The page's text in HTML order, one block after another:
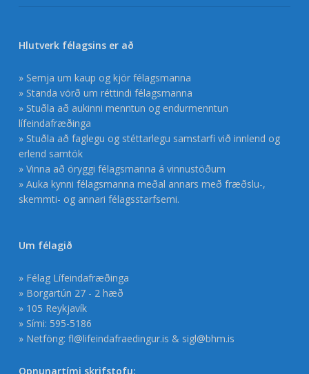
Hlutverk félagsins er að
» Semja um kaup og kjör félagsmanna
» Standa vörð um réttindi félagsmanna
» Stuðla að aukinni menntun og endurmenntun
lífeindafræðinga
» Stuðla að faglegu og stéttarlegu samstarfi við innlend og
erlend samtök
» Vinna að öryggi félagsmanna á vinnustöðum
» Auka kynni félagsmanna meðal annars með fræðslu-,
skemmti- og annari félagsstarfsemi.
Um félagið
» Félag Lífeindafræðinga
» Borgartún 27 - 2 hæð
» 105 Reykjavík
» Sími: 595-5186
» Netföng: fl@lifeindafraedingur.is & sigl@bhm.is
Opnunartími skrifstofu: